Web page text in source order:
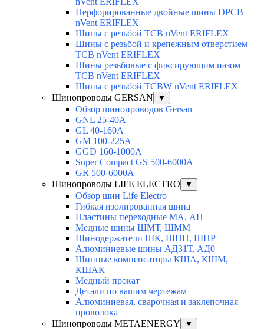
Перфорированные двойные шины DPCB
nVent ERIFLEX
Шины с резьбой TCB nVent ERIFLEX
Шины с резьбой и крепежным отверстием
TCB nVent ERIFLEX
Шины резьбовые с фиксирующим пазом
TCB nVent ERIFLEX
Шины с резьбой TCBW nVent ERIFLEX
Шинопроводы GERSAN
▼
Обзор шинопроводов Gersan
GNL 25-40A
GL 40-160A
GM 100-225A
GGD 160-1000A
Super Compact GS 500-6000A
GR 500-6000A
Шинопроводы LIFE ELECTRO
▼
Обзор шин Life Electro
Гибкая изолированная шина
Пластины переходные МА, АП
Медные шины ШМТ, ШММ
Шинодержатели ШК, ШПП, ШПР
Алюминиевые шины АД31Т, АД0
Шинные компенсаторы КША, КШМ,
КШАК
Медный прокат
Детали по вашим чертежам
Алюминиевая, cварочная и заклепочная
проволока
Шинопроводы METAENERGY
▼